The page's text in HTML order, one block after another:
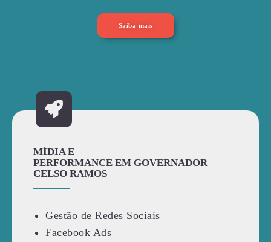
Saiba mais
MÍDIA E
PERFORMANCE EM GOVERNADOR
CELSO RAMOS
Gestão de Redes Sociais
Facebook Ads